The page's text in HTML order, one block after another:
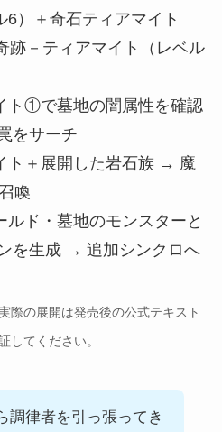
）＋奇石ティアマイト
跡－ティアマイト（レベル
ト①で墓地の闇属性を確認
をサーチ
ト＋展開した岩石族 → 魔
喚
ド・墓地のモンスターと
を生成 → 追加シンクロへ
際の展開は発売後の公式テキスト
してください。
調律者を引っ張ってき